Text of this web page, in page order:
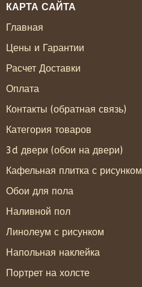
КАРТА САЙТА
Главная
Цены и Гарантии
Расчет Доставки
Оплата
Контакты (обратная связь)
Категория товаров
3d двери (обои на двери)
Кафельная плитка с рисунком
Обои для пола
Наливной пол
Линолеум с рисунком
Напольная наклейка
Портрет на холсте